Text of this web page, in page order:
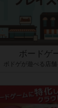
ボードゲ
ボドゲが遊べる店